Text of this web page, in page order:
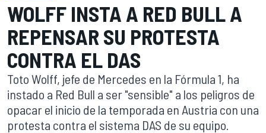
WOLFF INSTA A RED BULL A
REPENSAR SU PROTESTA
CONTRA EL DAS
Toto Wolff, jefe de Mercedes en la Fórmula 1, ha
instado a Red Bull a ser "sensible" a los peligros de
opacar el inicio de la temporada en Austria con una
protesta contra el sistema DAS de su equipo.